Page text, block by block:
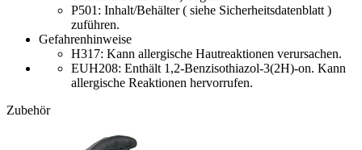
P501: Inhalt/Behälter ( siehe Sicherheitsdatenblatt )
zuführen.
Gefahrenhinweise
H317: Kann allergische Hautreaktionen verursachen.
EUH208: Enthält 1,2-Benzisothiazol-3(2H)-on. Kann
allergische Reaktionen hervorrufen.
Zubehör